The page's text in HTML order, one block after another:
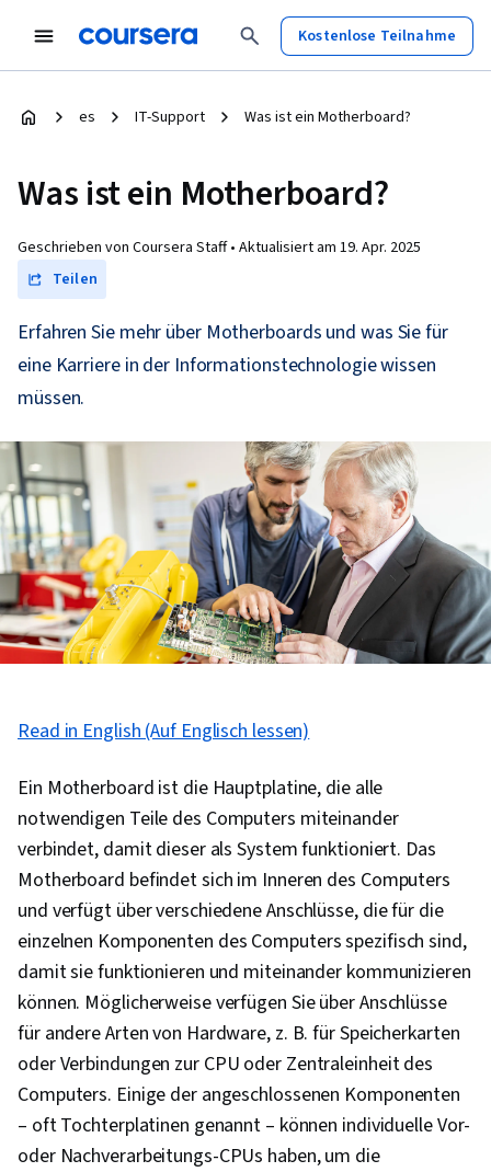
Kostenlose Teilnahme
es IT-Support Was ist ein Motherboard?
Was ist ein Motherboard?
Geschrieben von Coursera Staff • Aktualisiert am 19. Apr. 2025
Teilen
Erfahren Sie mehr über Motherboards und was Sie für
eine Karriere in der Informationstechnologie wissen
müssen.
Read in English (Auf Englisch lessen)
Ein Motherboard ist die Hauptplatine, die alle
notwendigen Teile des Computers miteinander
verbindet, damit dieser als System funktioniert. Das
Motherboard befindet sich im Inneren des Computers
und verfügt über verschiedene Anschlüsse, die für die
einzelnen Komponenten des Computers spezifisch sind,
damit sie funktionieren und miteinander kommunizieren
können. Möglicherweise verfügen Sie über Anschlüsse
für andere Arten von Hardware, z. B. für Speicherkarten
oder Verbindungen zur CPU oder Zentraleinheit des
Computers. Einige der angeschlossenen Komponenten
– oft Tochterplatinen genannt – können individuelle Vor-
oder Nachverarbeitungs-CPUs haben, um die